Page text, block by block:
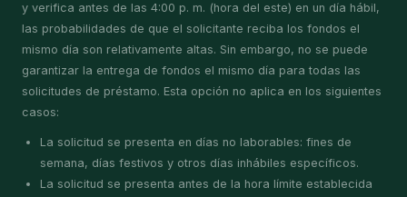
y verifica antes de las 4:00 p. m. (hora del este) en un día hábil,
las probabilidades de que el solicitante reciba los fondos el
mismo día son relativamente altas. Sin embargo, no se puede
garantizar la entrega de fondos el mismo día para todas las
solicitudes de préstamo. Esta opción no aplica en los siguientes
casos:
La solicitud se presenta en días no laborables: fines de
semana, días festivos y otros días inhábiles específicos.
La solicitud se presenta antes de la hora límite establecida